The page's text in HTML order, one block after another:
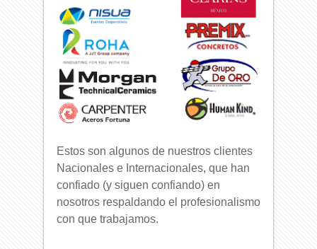
Estos son algunos de nuestros clientes
Nacionales e Internacionales, que han
confiado (y siguen confiando) en
nosotros respaldando el profesionalismo
con que trabajamos.